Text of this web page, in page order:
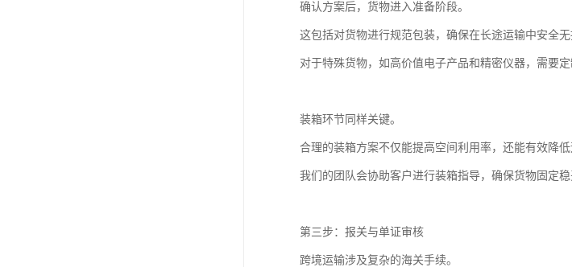
确认方案后，货物进入准备阶段。
这包括对货物进行规范包装，确保在长途运输中安全无
对于特殊货物，如高价值电子产品和精密仪器，需要定
装箱环节同样关键。
合理的装箱方案不仅能提高空间利用率，还能有效降低
我们的团队会协助客户进行装箱指导，确保货物固定稳
第三步：报关与单证审核
跨境运输涉及复杂的海关手续。